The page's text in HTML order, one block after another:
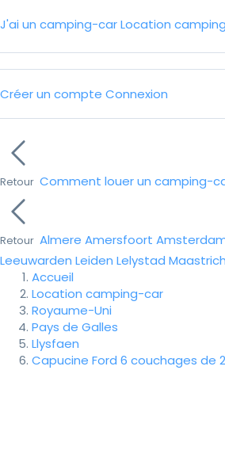
J'ai un camping-carLocation
Créer un compte Connexion
Retour Comment louer un camping-
Retour Almere Amersfoort
Leeuwarden Leiden Lelystad
Accueil
Location camping-car
Royaume-Uni
Pays de Galles
Llysfaen
Capucine Ford 6 couchages de